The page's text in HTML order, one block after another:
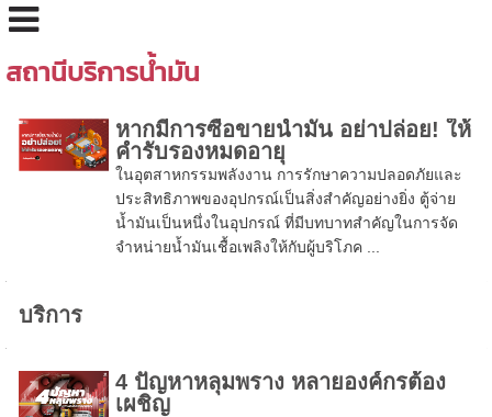
สถานีบริการน้ำมัน
หากมีการซื้อขายน้ำมัน อย่าปล่อย! ให้
คำรับรองหมดอายุ
ในอุตสาหกรรมพลังงาน การรักษาความปลอดภัยและ
ประสิทธิภาพของอุปกรณ์เป็นสิ่งสำคัญอย่างยิ่ง ตู้จ่าย
น้ำมันเป็นหนึ่งในอุปกรณ์ ที่มีบทบาทสำคัญในการจัด
จำหน่ายน้ำมันเชื้อเพลิงให้กับผู้บริโภค ...
บริการ
4 ปัญหาหลุมพราง หลายองค์กรต้อง
เผชิญ